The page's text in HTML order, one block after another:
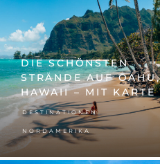
DIE SCHÖNSTEN
STRÄNDE AUF OAHU,
HAWAII – MIT KARTE
DESTINATIONEN,
NORDAMERIKA